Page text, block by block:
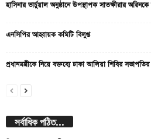
হাসিনার ভার্চুয়াল অনুষ্ঠানে উপস্থাপক সাতক্ষীরার
এনসিপির আহ্বায়ক কমিটি বিলুপ্ত
প্রধানমন্ত্রীকে নিয়ে বক্তব্যে ঢাকা আলিয়া শিবির
সর্বাধিক পঠিত...